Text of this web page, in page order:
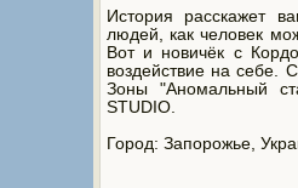
История расскажет
людей, как человек
Вот и новичёк с
воздействие на себе.
Зоны "Аномальный
STUDIO.
Город: Запорожье,